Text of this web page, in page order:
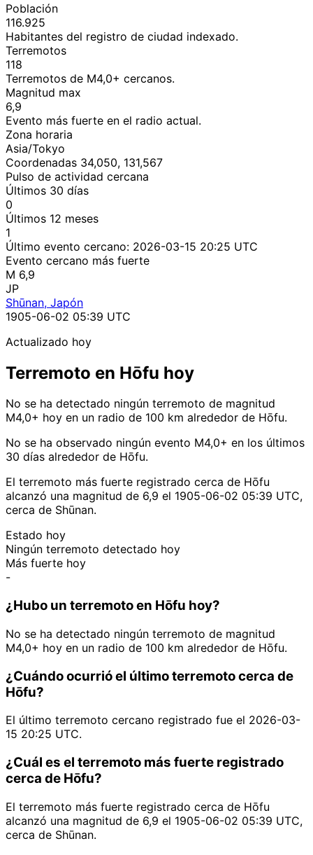
Población
116.925
Habitantes del registro de ciudad indexado.
Terremotos
118
Terremotos de M4,0+ cercanos.
Magnitud max
6,9
Evento más fuerte en el radio actual.
Zona horaria
Asia/Tokyo
Coordenadas 34,050, 131,567
Pulso de actividad cercana
Últimos 30 días
0
Últimos 12 meses
1
Último evento cercano: 2026-03-15 20:25 UTC
Evento cercano más fuerte
M 6,9
JP
Shūnan, Japón
1905-06-02 05:39 UTC
Actualizado hoy
Terremoto en Hōfu hoy
No se ha detectado ningún terremoto de magnitud
M4,0+ hoy en un radio de 100 km alrededor de Hōfu.
No se ha observado ningún evento M4,0+ en los últimos
30 días alrededor de Hōfu.
El terremoto más fuerte registrado cerca de Hōfu
alcanzó una magnitud de 6,9 el 1905-06-02 05:39 UTC,
cerca de Shūnan.
Estado hoy
Ningún terremoto detectado hoy
Más fuerte hoy
-
¿Hubo un terremoto en Hōfu hoy?
No se ha detectado ningún terremoto de magnitud
M4,0+ hoy en un radio de 100 km alrededor de Hōfu.
¿Cuándo ocurrió el último terremoto cerca de
Hōfu?
El último terremoto cercano registrado fue el 2026-03-
15 20:25 UTC.
¿Cuál es el terremoto más fuerte registrado
cerca de Hōfu?
El terremoto más fuerte registrado cerca de Hōfu
alcanzó una magnitud de 6,9 el 1905-06-02 05:39 UTC,
cerca de Shūnan.